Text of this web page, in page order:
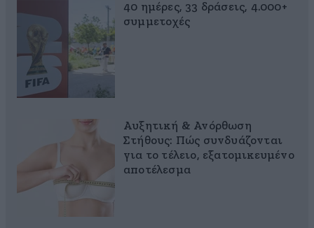
40 ημέρες, 33 δράσεις, 4.000+
συμμετοχές
Αυξητική & Ανόρθωση
Στήθους: Πώς συνδυάζονται
για το τέλειο, εξατομικευμένο
αποτέλεσμα